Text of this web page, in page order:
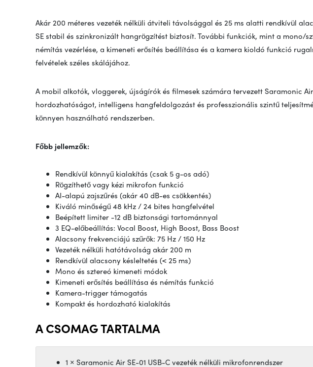
Akár 200 méteres vezeték nélküli átviteli távolsággal és 25 ms alatti rendkívül
SE stabil és szinkronizált hangrögzítést biztosít. További funkciók, mint a mono/
némítás vezérlése, a kimeneti erősítés beállítása és a kamera kioldó funkció
felvételek széles skálájához.
A mobil alkotók, vloggerek, újságírók és filmesek számára tervezett Saramonic Air
hordozhatóságot, intelligens hangfeldolgozást és professzionális szintű
könnyen használható rendszerben.
Főbb jellemzők:
Rendkívül könnyű kialakítás (csak 5 g-os adó)
Rögzíthető vagy kézi mikrofon funkció
AI-alapú zajszűrés (akár 40 dB-es csökkentés)
Kiváló minőségű 48 kHz / 24 bites hangfelvétel
Beépített limiter -12 dB biztonsági tartománnyal
3 EQ-előbeállítás: Vocal Boost, High Boost, Bass Boost
Alacsony frekvenciájú szűrők: 75 Hz / 150 Hz
Vezeték nélküli hatótávolság akár 200 m
Rendkívül alacsony késleltetés (< 25 ms)
Mono és sztereó kimeneti módok
Kimeneti erősítés beállítása és némítás funkció
Kamera-trigger támogatás
Kompakt és hordozható kialakítás
A CSOMAG TARTALMA
1 × Saramonic Air SE-01 USB-C vezeték nélküli mikrofonrendszer